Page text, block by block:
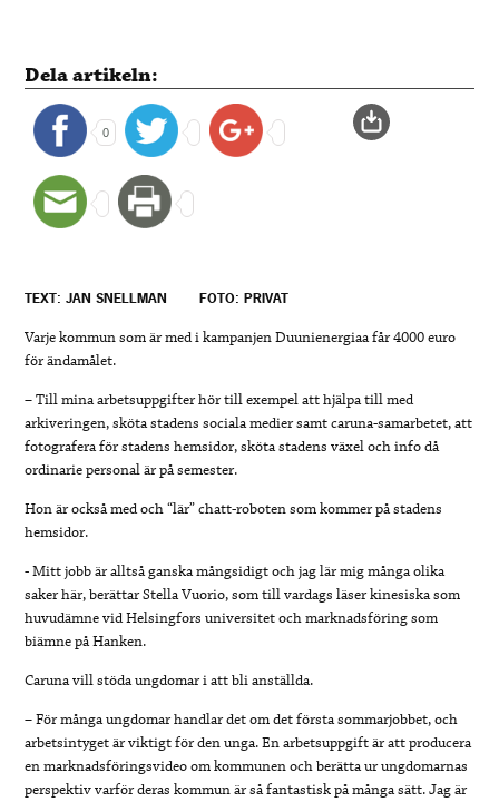
Dela artikeln:
0
TEXT: JAN SNELLMAN FOTO: PRIVAT
Varje kommun som är med i kampanjen Duunienergiaa får 4000 euro
för ändamålet.
– Till mina arbetsuppgifter hör till exempel att hjälpa till med
arkiveringen, sköta stadens sociala medier samt caruna-samarbetet, att
fotografera för stadens hemsidor, sköta stadens växel och info då
ordinarie personal är på semester.
Hon är också med och “lär” chatt-roboten som kommer på stadens
hemsidor.
​- Mitt jobb är alltså ganska mångsidigt och jag lär mig många olika
saker här, berättar Stella Vuorio, som till vardags läser kinesiska som
huvudämne vid Helsingfors universitet och marknadsföring som
biämne på Hanken.
​Caruna vill stöda ungdomar i att bli anställda.
– För många ungdomar handlar det om det första sommarjobbet, och
arbetsintyget är viktigt för den unga. En arbetsuppgift är att producera
en marknadsföringsvideo om kommunen och berätta ur ungdomarnas
perspektiv varför deras kommun är så fantastisk på många sätt. Jag är